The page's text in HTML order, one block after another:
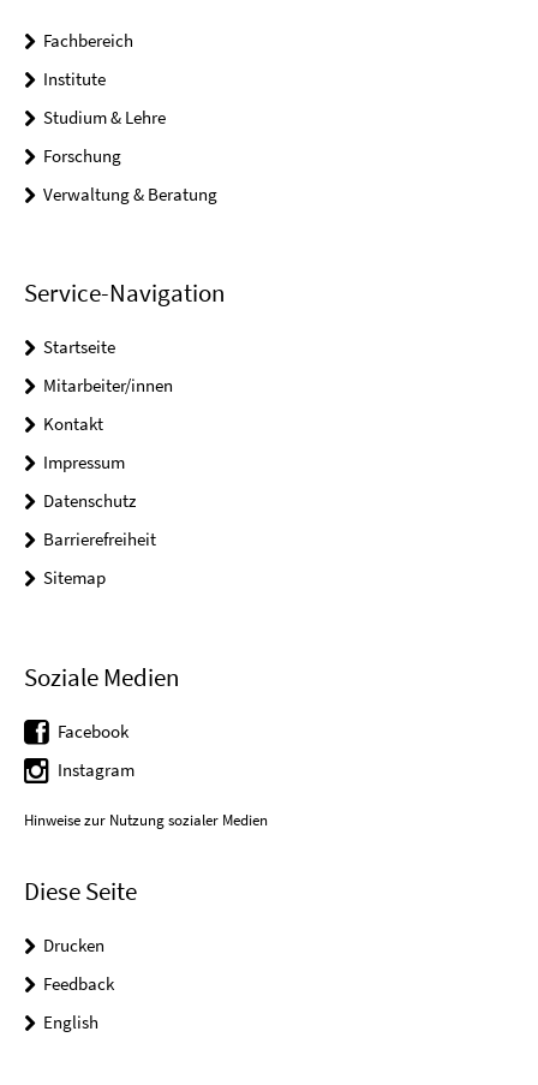
Fachbereich
Institute
Studium & Lehre
Forschung
Verwaltung & Beratung
Service-Navigation
Startseite
Mitarbeiter/innen
Kontakt
Impressum
Datenschutz
Barrierefreiheit
Sitemap
Soziale Medien
Facebook
Instagram
Hinweise zur Nutzung sozialer Medien
Diese Seite
Drucken
Feedback
English